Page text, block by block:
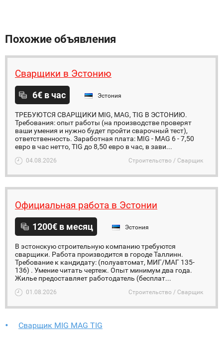
Похожие объявления
Сварщики в Эстонию
6€ в час Эстония
ТРЕБУЮТСЯ СВАРЩИКИ MIG, MAG, TIG В ЭСТОНИЮ.
Требования: опыт работы (на производстве проверят
ваши умения и нужно будет пройти сварочный тест),
ответственность. Заработная плата: MIG - MAG 6 - 7,50
евро в час нетто, TIG до 8,50 евро в час, в зави...
04.08.2026 Строительство / Сварщик
Официальная работа в Эстонии
1200€ в месяц Эстония
В эстонскую строительную компанию требуются
сварщики. Работа производится в городе Таллинн.
Требование к кандидату: (полуавтомат, МИГ/МАГ 135-
136) . Умение читать чертеж. Опыт минимум два года.
Жилье предоставляет работодатель (бесплат...
01.08.2026 Строительство / Сварщик
Сварщик MIG MAG TIG